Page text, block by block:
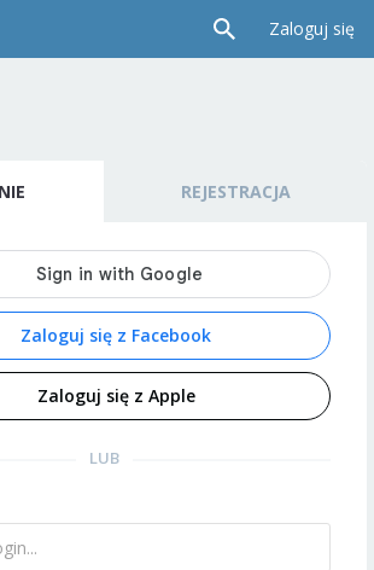
Zaloguj się
REJESTRACJA
Zaloguj się z Facebook
Zaloguj się z Apple
LUB